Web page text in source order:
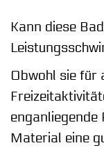
Kann diese
Obwohl sie für
Material eine